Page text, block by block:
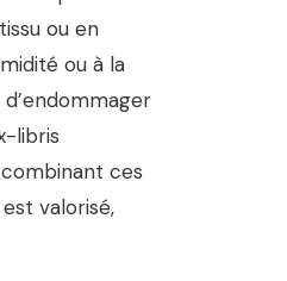
ou en
ou à la
libris
ces
valorisé,